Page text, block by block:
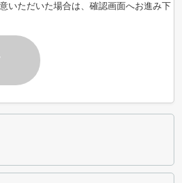
いただいた場合は、確認画面へお進み下